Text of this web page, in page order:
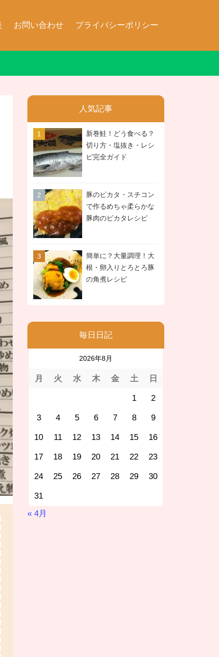
お問い合わせ プライバシーポリシー
人気記事
新巻鮭！どう食べる？
切り方・塩抜き・レシ
ピ完全ガイド
豚のピカタ・スチコン
で作るめちゃ柔らかな
豚肉のピカタレシピ
簡単に？大量調理！大
根・卵入りとろとろ豚
の角煮レシピ
毎日日記
2026年8月
月 火 水 木 金 土 日
1 2
3 4 5 6 7 8 9
10 11 12 13 14 15 16
17 18 19 20 21 22 23
24 25 26 27 28 29 30
31
« 4月